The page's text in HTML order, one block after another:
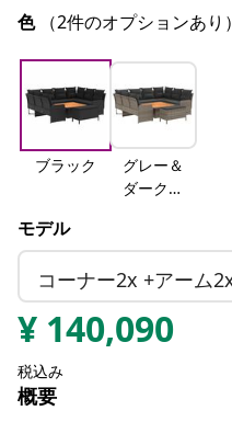
色 （2件のオプションあり）
ブラック
グレー＆
ダークグ
モデル
¥ 140,090
税込み
概要